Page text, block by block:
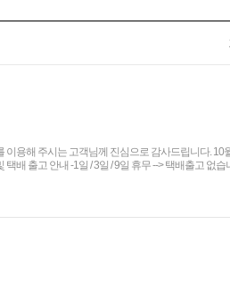
이용해 주시는 고객님께 진심으로 감사드립니다.
택배 출고 안내 -1일 / 3일 / 9일 휴무 --> 택배출고 없습